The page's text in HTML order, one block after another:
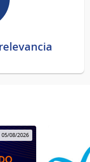
05/08/2026